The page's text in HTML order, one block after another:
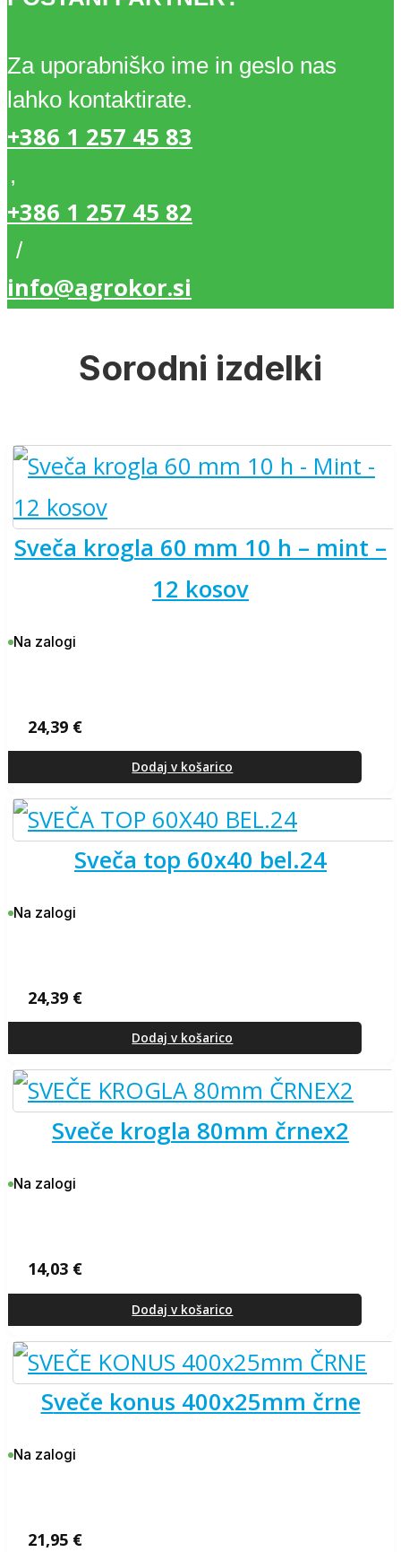
Za uporabniško ime in geslo nas
lahko kontaktirate.
+386 1 257 45 83
,
+386 1 257 45 82
/
info@agrokor.si
Sorodni izdelki
sveča krogla 60 mm 10 h – mint –
12 kosov
Na zalogi
24,39 €
Dodaj v košarico
sveča top 60x40 bel.24
Na zalogi
24,39 €
Dodaj v košarico
sveče krogla 80mm črnex2
Na zalogi
14,03 €
Dodaj v košarico
sveče konus 400x25mm črne
Na zalogi
21,95 €